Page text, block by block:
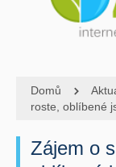
Domů
roste, oblíbené
Zájem o